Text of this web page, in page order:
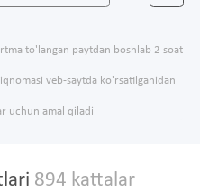
to'langan paytdan boshlab 2 soat
veb-saytda ko'rsatilganidan
uchun amal qiladi
894 kattalar